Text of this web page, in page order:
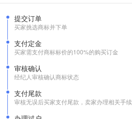
提交订单
买家挑选商标并下单
支付定金
买家需支付商标标价的100%的购买订金
审核确认
经纪人审核确认商标状态
支付尾款
审核无误后买家支付尾款，卖家办理相关手续